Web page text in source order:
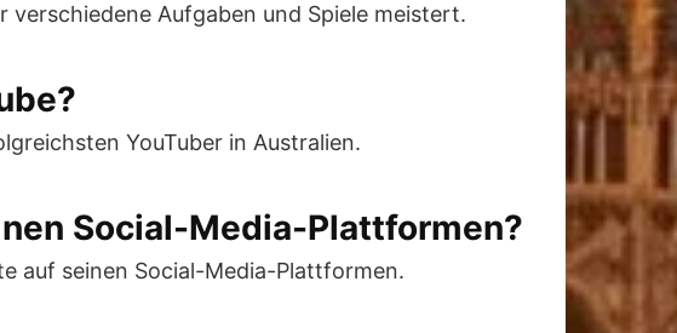
verschiedene Aufgaben und Spiele meistert.
YouTuber in Australien.
Social-Media-Plattformen?
auf seinen Social-Media-Plattformen.